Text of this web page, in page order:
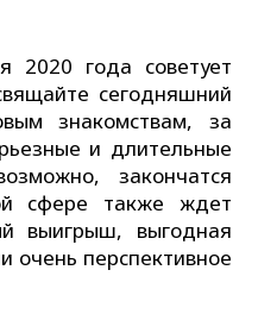
2020 года советует
сегодняшний
знакомствам, за
и длительные
закончатся
сфере также ждет
выигрыш, выгодная
очень перспективное